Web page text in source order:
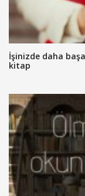
İşinizde daha
kitap